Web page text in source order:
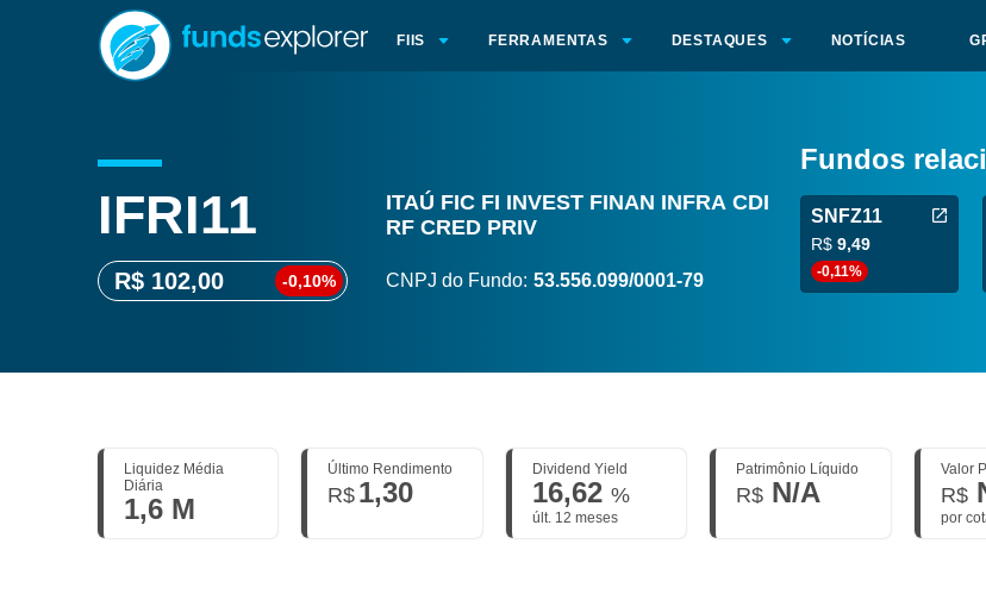
FIIS FERRAMENTAS DESTAQUES NOTÍCIAS
IFRI11
ITAÚ FIC FI INVEST FINAN INFRA CDI
RF CRED PRIV
R$ 102,00 -0,10% CNPJ do Fundo: 53.556.099/0001-79
Fundos
SNFZ11
R$ 9,49
-0,11%
Liquidez Média
Diária
1,6 M
Último Rendimento
R$ 1,30
Dividend Yield
16,62 %
últ. 12 meses
Patrimônio Líquido
R$ N/A
Valor
R$
por